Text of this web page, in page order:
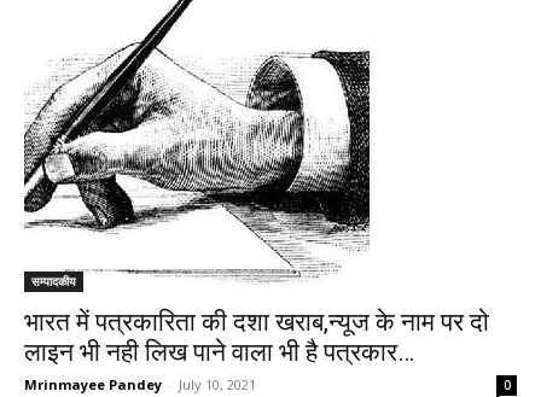
सम्पादकीय
भारत में पत्रकारिता की दशा खराब,न्यूज के नाम पर दो
लाइन भी नही लिख पाने वाला भी है पत्रकार…
Mrinmayee Pandey - July 10, 2021 0